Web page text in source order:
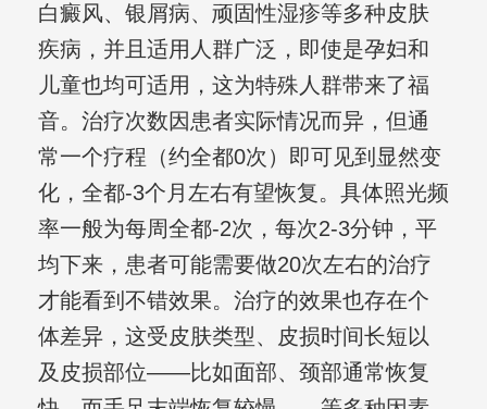
白癜风、银屑病、顽固性湿疹等多种皮肤
疾病，并且适用人群广泛，即使是孕妇和
儿童也均可适用，这为特殊人群带来了福
音。治疗次数因患者实际情况而异，但通
常一个疗程（约全都0次）即可见到显然变
化，全都-3个月左右有望恢复。具体照光频
率一般为每周全都-2次，每次2-3分钟，平
均下来，患者可能需要做20次左右的治疗
才能看到不错效果。治疗的效果也存在个
体差异，这受皮肤类型、皮损时间长短以
及皮损部位——比如面部、颈部通常恢复